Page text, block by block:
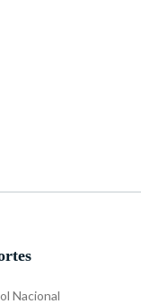
Nacional